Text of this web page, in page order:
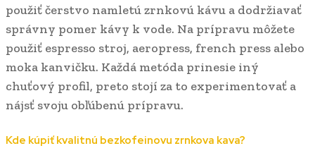
použiť čerstvo namletú zrnkovú kávu a dodržiavať
správny pomer kávy k vode. Na prípravu môžete
použiť espresso stroj, aeropress, french press alebo
moka kanvičku. Každá metóda prinesie iný
chuťový profil, preto stojí za to experimentovať a
nájsť svoju obľúbenú prípravu.
Kde kúpiť kvalitnú bezkofeinovu zrnkova kava?